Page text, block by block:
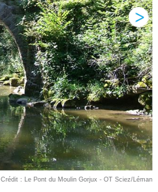
Crédit : Le Pont du Moulin Gorjux - OT Sciez/Léman